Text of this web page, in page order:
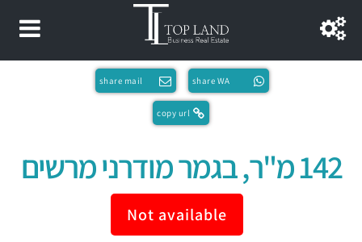
share WA
share mail
copy url
142 מ"ר, בגמר מודרני מרשים
Not available